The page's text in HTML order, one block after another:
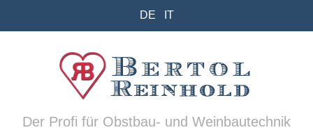
DE IT
Der Profi für Obstbau- und Weinbautechnik